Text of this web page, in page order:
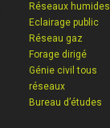
Réseaux humides
Eclairage public
Réseau gaz
Forage dirigé
Génie civil tous
réseaux
Bureau d’études